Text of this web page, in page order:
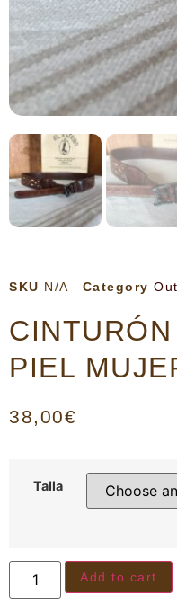
SKU N/A Category
PIEL
38,00€
Talla
Add to cart